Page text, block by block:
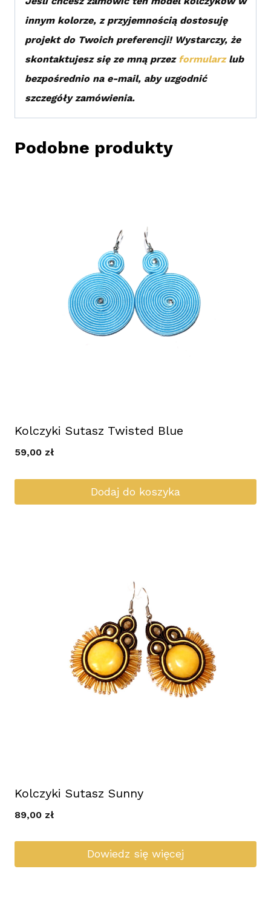
innym kolorze, z przyjemnością dostosuję
projekt do Twoich preferencji! Wystarczy, że
skontaktujesz się ze mną przez formularzlub
bezpośrednio na e-mail, aby uzgodnić
szczegóły zamówienia.
Podobne produkty
Kolczyki Sutasz Twisted Blue
59,00 zł
Dodaj do koszyka
Kolczyki Sutasz Sunny
89,00 zł
Dowiedz się więcej